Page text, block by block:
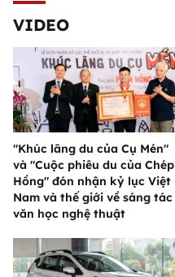
VIDEO
"Khúc lãng du của Cụ Mén"
và "Cuộc phiêu du của Chép
Hồng" đón nhận kỷ lục Việt
Nam và thế giới về sáng tác
văn học nghệ thuật